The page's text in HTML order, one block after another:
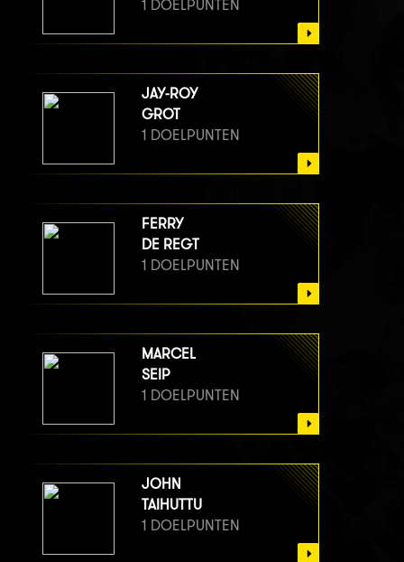
1 DOELPUNTEN
JAY-ROY
GROT
1 DOELPUNTEN
FERRY
DE REGT
1 DOELPUNTEN
MARCEL
SEIP
1 DOELPUNTEN
JOHN
TAIHUTTU
1 DOELPUNTEN